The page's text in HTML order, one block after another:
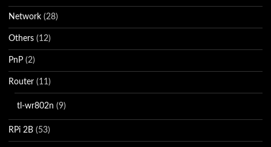
Network (28)
Others (12)
PnP (2)
Router (11)
tl-wr802n (9)
RPi 2B (53)